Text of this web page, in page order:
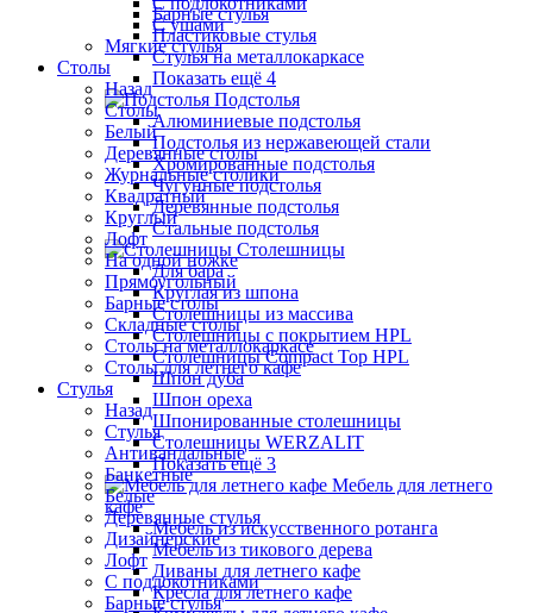
Барные стулья
Пластиковые стулья
Стулья на металлокаркасе
Показать ещё 4
Подстолья
Алюминиевые подстолья
Подстолья из нержавеющей стали
Хромированные подстолья
Чугунные подстолья
Деревянные подстолья
Стальные подстолья
Столешницы
Для бара
Круглая из шпона
Столешницы из массива
Столешницы с покрытием HPL
Столешницы Сompact Top HPL
Шпон дуба
Шпон ореха
Шпонированные столешницы
Столешницы WERZALIT
Показать ещё 3
Мебель для летнего
кафе
Мебель из искусственного ротанга
Мебель из тикового дерева
Диваны для летнего кафе
Кресла для летнего кафе
С ушами
Мягкие стулья
Столы
Назад
Столы
Белый
Деревянные столы
Журнальные столики
Квадратный
Круглый
Лофт
На одной ножке
Прямоугольный
Барные столы
Складные столы
Столы на металлокаркасе
Столы для летнего кафе
Стулья
Назад
Стулья
Антивандальные
Банкетные
Белые
Деревянные стулья
Дизайнерские
Лофт
С подлокотниками
Барные стулья